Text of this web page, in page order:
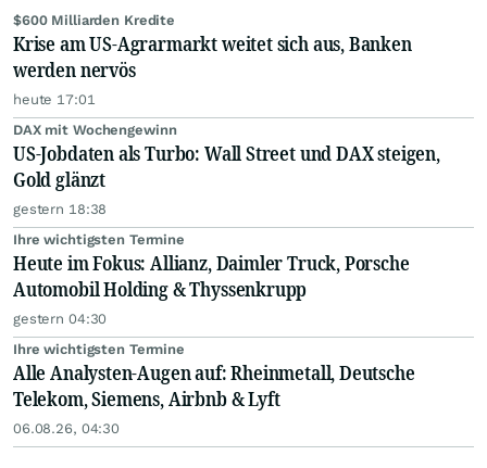
$600 Milliarden Kredite
Krise am US-Agrarmarkt weitet sich aus, Banken
werden nervös
heute 17:01
DAX mit Wochengewinn
US-Jobdaten als Turbo: Wall Street und DAX steigen,
Gold glänzt
gestern 18:38
Ihre wichtigsten Termine
Heute im Fokus: Allianz, Daimler Truck, Porsche
Automobil Holding & Thyssenkrupp
gestern 04:30
Ihre wichtigsten Termine
Alle Analysten-Augen auf: Rheinmetall, Deutsche
Telekom, Siemens, Airbnb & Lyft
06.08.26, 04:30